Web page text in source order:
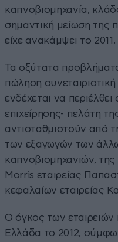
καπνοβιομηχανία,
σημαντική μείωση της
είχε ανακάμψει το 2011.
Τα οξύτατα
πώληση
ενδέχεται να
επιχείρησης- πελάτη
αντισταθμιστούν από
των εξαγωγών των
καπνοβιομηχανιών,
Morris εταιρείας
κεφαλαίων εταιρείας
Ο όγκος των
Ελλάδα το 2012,